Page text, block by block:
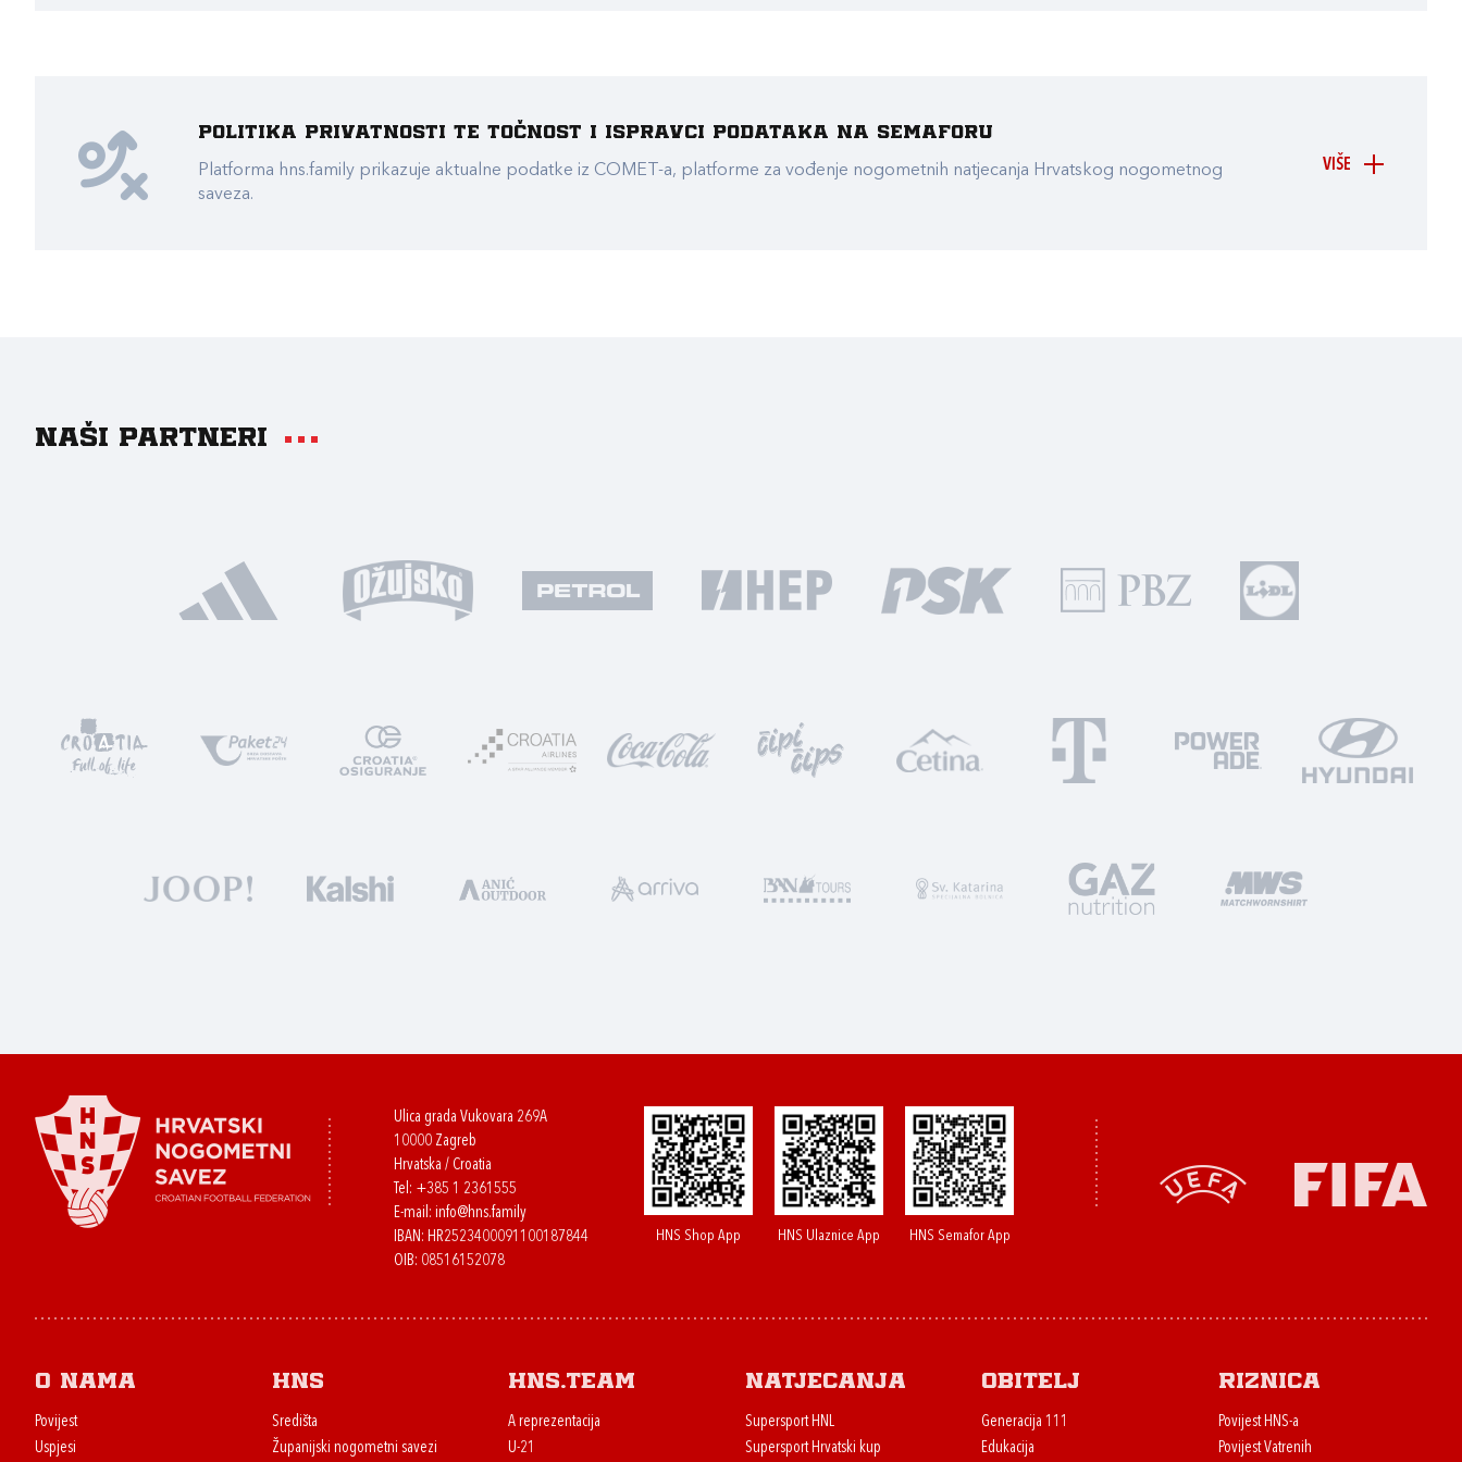
VIŠE
Politika privatnosti te točnost i ispravci podataka na Semaforu
Platforma hns.family prikazuje aktualne podatke iz COMET-a, platforme za vođenje nogometnih natjecanja Hrvatskog nogometnog
saveza.
Naši partneri
Ulica grada Vukovara 269A
10000 Zagreb
Hrvatska / Croatia
Tel: +385 1 2361555
E-mail: info@hns.family
IBAN: HR2523400091100187844
OIB: 08516152078
HNS Shop App HNS Ulaznice App HNS Semafor App
O nama
Povijest
Uspjesi
HNS
Središta
Županijski nogometni savezi
HNS.team
A reprezentacija
U-21
Natjecanja
Supersport HNL
Supersport Hrvatski kup
Obitelj
Generacija 111
Edukacija
Riznica
Povijest HNS-a
Povijest Vatrenih